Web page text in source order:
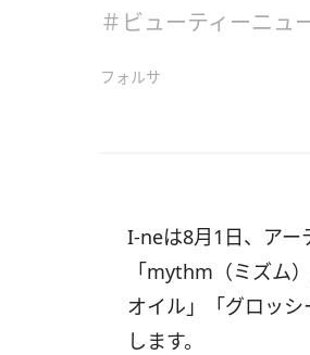
＃ビューティーニュ
フォルサ
I-neは8月1日、アー
「mythm（ミズム
オイル」「グロッ
します。